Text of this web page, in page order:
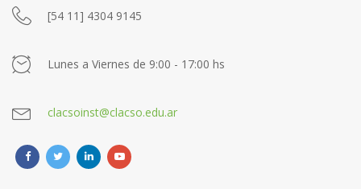
[54 11] 4304 9145
Lunes a Viernes de 9:00 - 17:00 hs
clacsoinst@clacso.edu.ar